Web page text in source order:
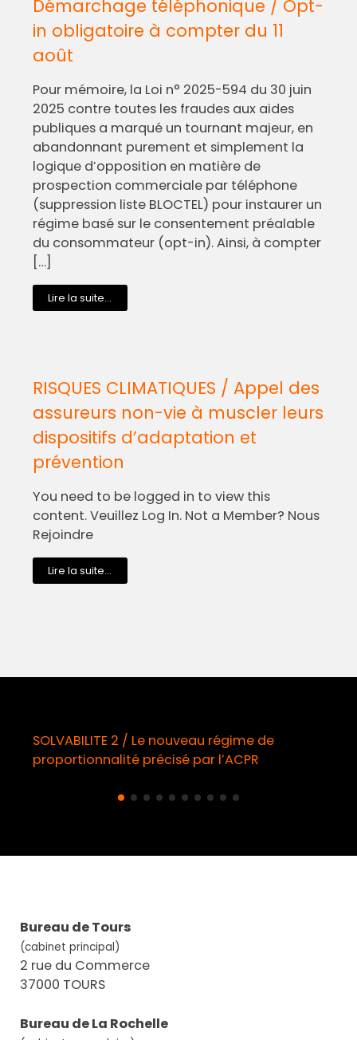
Démarchage téléphonique / Opt-
in obligatoire à compter du 11
août
Pour mémoire, la Loi n° 2025-594 du 30 juin
2025 contre toutes les fraudes aux aides
publiques a marqué un tournant majeur, en
abandonnant purement et simplement la
logique d’opposition en matière de
prospection commerciale par téléphone
(suppression liste BLOCTEL) pour instaurer un
régime basé sur le consentement préalable
du consommateur (opt-in). Ainsi, à compter
[…]
Lire la suite...
RISQUES CLIMATIQUES / Appel des
assureurs non-vie à muscler leurs
dispositifs d’adaptation et
prévention
You need to be logged in to view this
content. Veuillez Log In. Not a Member? Nous
Rejoindre
Lire la suite...
SOLVABILITE 2 / Le nouveau régime de
proportionnalité précisé par l’ACPR
Bureau de Tours
(cabinet principal)
2 rue du Commerce
37000 TOURS
Bureau de La Rochelle